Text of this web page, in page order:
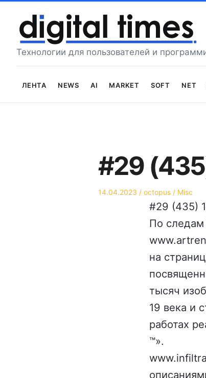
содержимому
Технологии для пользователей и
Лента News AI Market Soft Net
#29
Опубликовано
14.04.2023 Автор
octopus
в
Misc
#29 (435)
По следам
на
тысяч
19 века и
работах
™».